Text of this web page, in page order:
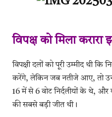
विपक्ष को मिला करारा
विपक्षी दलों को पूरी उम्मीद थी कि
करेंगे, लेकिन जब नतीजे आए, तो
16 में से 6 वोट निर्दलीयों के थे, और
की सबसे बड़ी जीत थी।